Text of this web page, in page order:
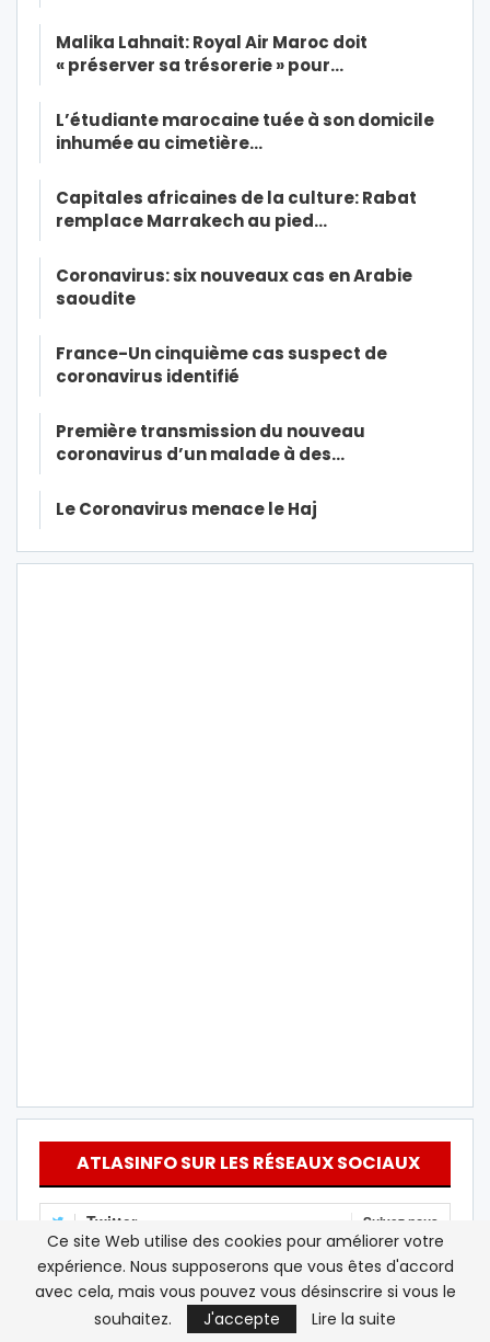
Malika Lahnait: Royal Air Maroc doit
« préserver sa trésorerie » pour…
L’étudiante marocaine tuée à son domicile
inhumée au cimetière…
Capitales africaines de la culture: Rabat
remplace Marrakech au pied…
Coronavirus: six nouveaux cas en Arabie
saoudite
France-Un cinquième cas suspect de
coronavirus identifié
Première transmission du nouveau
coronavirus d’un malade à des…
Le Coronavirus menace le Haj
ATLASINFO SUR LES RÉSEAUX SOCIAUX
Twitter Suivez nous
Youtube S'abonner
Instagram Follow Us
Ce site Web utilise des cookies pour améliorer votre
expérience. Nous supposerons que vous êtes d'accord
avec cela, mais vous pouvez vous désinscrire si vous le
souhaitez.
J'accepte Lire la suite